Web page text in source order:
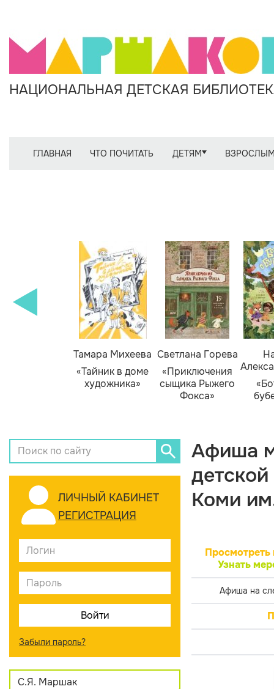
НАЦИОНАЛЬНАЯ ДЕТСКАЯ
ГЛАВНАЯ ЧТО ПОЧИТАТЬ ДЕТЯМ
Тамара Михеева
«Тайник в доме
художника»
Светлана Горева
«Приключения
сыщика Рыжего
Фокса»
ЛИЧНЫЙ КАБИНЕТ
РЕГИСТРАЦИЯ
Забыли пароль?
С.Я. Маршак
Афиша
Коми
Просмотреть
Узнать
Афиша на